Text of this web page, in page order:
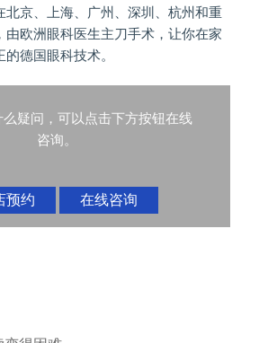
北京、上海、广州、深圳、杭州和重
由欧洲眼科医生主刀手术，让你在家
德国眼科技术。
疑问，可以点击下方按钮在线
咨询。
预约 在线咨询